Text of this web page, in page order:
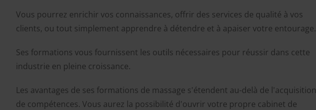
Vous pourrez enrichir vos connaissances, offrir des services de qualité à vos
clients, ou tout simplement apprendre à détendre et à apaiser votre entourage.
Ses formations vous fournissent les outils nécessaires pour réussir dans cette
industrie en pleine croissance.
Les avantages de ses formations de massage s'étendent au-delà de l'acquisition
de compétences. Vous aurez la possibilité d'ouvrir votre propre cabinet de